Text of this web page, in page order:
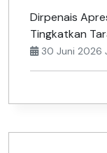
Dirpenais
Tingkatkan
30 Juni 2026